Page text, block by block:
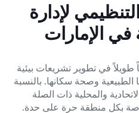
لإدارة
في الإمارات
في تطوير تشريعات بيئية
وصحة سكانها. بالنسبة
والمحلية ذات الصلة
بكل منطقة حرة على حدة.